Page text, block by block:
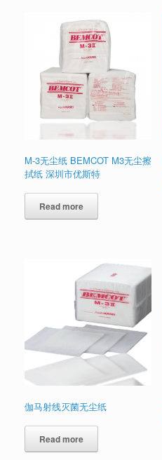
M-3无尘纸 BEMCOT M3无尘擦
拭纸 深圳市优斯特
Read more
伽马射线灭菌无尘纸
Read more